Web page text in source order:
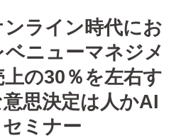
ンライン時代にお
ニューマネジメ
の30％を左右す
思決定は人かAI
ミナー